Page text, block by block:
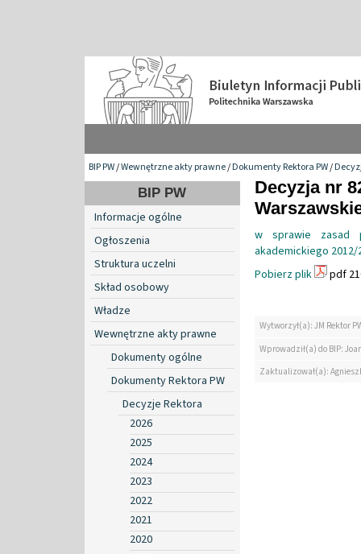
BIP PW/Wewnętrzne akty prawne/Dokumenty Rektora PW/
BIP PW
Informacje ogólne
Ogłoszenia
Struktura uczelni
Skład osobowy
Władze
Wewnętrzne akty prawne
Dokumenty ogólne
Dokumenty Rektora PW
Decyzje Rektora
2026
2025
2024
2023
2022
2021
2020
Decyzja nr
w sprawie zasad
akademickiego 2012/
Pobierz plik
pdf
Wytworzył(a): JM Rektor
Wprowadził(a) do BIP:
Zaktualizował(a):